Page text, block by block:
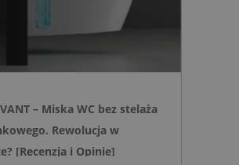
w oparciu o ciśnienie
elegancki, szklany
uruchamiany gestem.
– Miska WC bez stelaża
Rewolucja w
[Recenzja i Opinie]